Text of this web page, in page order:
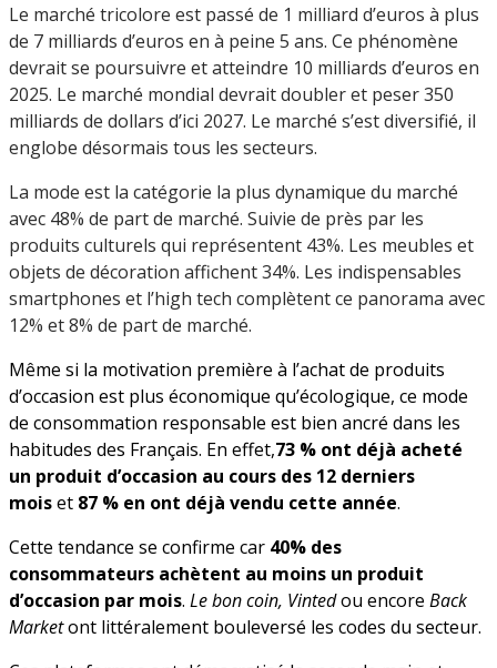
Le marché tricolore est passé de 1 milliard d’euros à plus
de 7 milliards d’euros en à peine 5 ans. Ce phénomène
devrait se poursuivre et atteindre 10 milliards d’euros en
2025. Le marché mondial devrait doubler et peser 350
milliards de dollars d’ici 2027. Le marché s’est diversifié, il
englobe désormais tous les secteurs.
La mode est la catégorie la plus dynamique du marché
avec 48% de part de marché. Suivie de près par les
produits culturels qui représentent 43%. Les meubles et
objets de décoration affichent 34%. Les indispensables
smartphones et l’high tech complètent ce panorama avec
12% et 8% de part de marché.
Même si la motivation première à l’achat de produits
d’occasion est plus économique qu’écologique, ce mode
de consommation responsable est bien ancré dans les
habitudes des Français. En effet,73 % ont déjà acheté
un produit d’occasion au cours des 12 derniers
moiset 87 % en ont déjà vendu cette année.
Cette tendance se confirme car 40% des
consommateurs achètent au moins un produit
d’occasion par mois. Le bon coin, Vintedou encore Back
Marketont littéralement bouleversé les codes du secteur.